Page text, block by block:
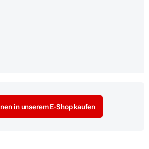
in unserem E-Shop kaufen